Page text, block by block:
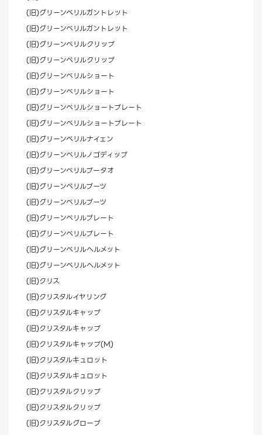
(旧)グリーンベリルガントレット
(旧)グリーンベリルガントレット
(旧)グリーンベリルクリップ
(旧)グリーンベリルクリップ
(旧)グリーンベリルショート
(旧)グリーンベリルショート
(旧)グリーンベリルショートプレート
(旧)グリーンベリルショートプレート
(旧)グリーンベリルナイェン
(旧)グリーンベリルノゴディップ
(旧)グリーンベリルプータオ
(旧)グリーンベリルブーツ
(旧)グリーンベリルブーツ
(旧)グリーンベリルプレート
(旧)グリーンベリルプレート
(旧)グリーンベリルヘルメット
(旧)グリーンベリルヘルメット
(旧)クリス
(旧)クリスタルイヤリング
(旧)クリスタルキャップ
(旧)クリスタルキャップ
(旧)クリスタルキャップ(M)
(旧)クリスタルキュロット
(旧)クリスタルキュロット
(旧)クリスタルクリップ
(旧)クリスタルクリップ
(旧)クリスタルグローブ